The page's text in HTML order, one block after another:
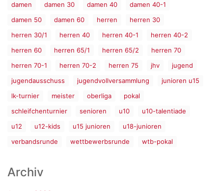
damen
damen 30 damen 40
damen 40-1
damen 50
damen 60 herren
herren 30
herren 30/1
herren 40 herren 40-1
herren 40-2
herren 60
herren 65/1 herren 65/2
herren 70
herren 70-1
herren 70-2 herren 75 jhv
jugend
jugendausschuss
jugendvollversammlung
junioren u15
lk-turnier
meister oberliga
pokal
schleifchenturnier
senioren u10
u10-talentiade
u12
u12-kids u15 junioren
u18-junioren
verbandsrunde
wettbewerbsrunde wtb-pokal
Archiv